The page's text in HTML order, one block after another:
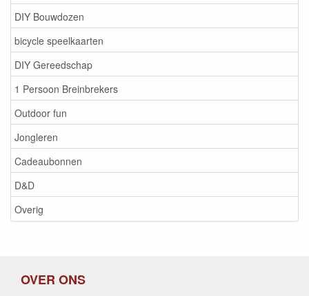
DIY Bouwdozen
bicycle speelkaarten
DIY Gereedschap
1 Persoon Breinbrekers
Outdoor fun
Jongleren
Cadeaubonnen
D&D
Overig
OVER ONS